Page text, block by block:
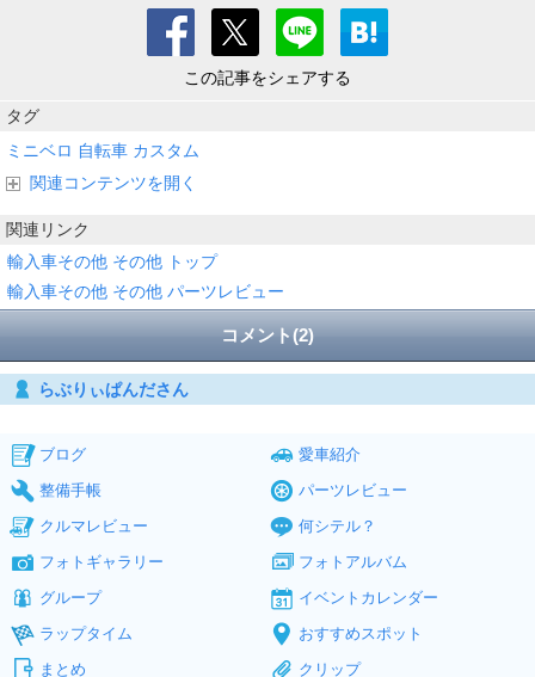
この記事をシェアする
タグ
ミニベロ 自転車 カスタム
関連コンテンツを開く
関連リンク
輸入車その他 その他 トップ
輸入車その他 その他 パーツレビュー
コメント(2)
らぶりぃぱんださん
ブログ
愛車紹介
整備手帳
パーツレビュー
クルマレビュー
何シテル？
フォトギャラリー
フォトアルバム
グループ
イベントカレンダー
ラップタイム
おすすめスポット
まとめ
クリップ